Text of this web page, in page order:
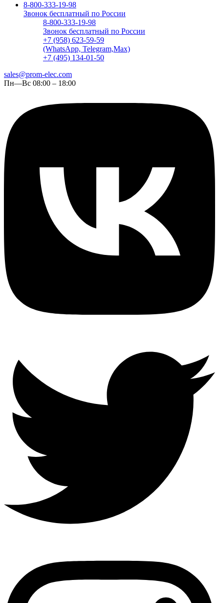
8-800-333-19-98
Звонок бесплатный по России
8-800-333-19-98
Звонок бесплатный по России
+7 (958) 623-59-59
(WhatsApp, Telegram,Max)
+7 (495) 134-01-50
sales@prom-elec.com
Пн—Вс 08:00 – 18:00